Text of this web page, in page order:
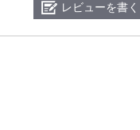
レビューを書く